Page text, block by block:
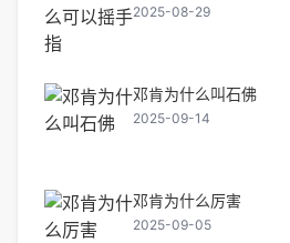
2025-08-29
邓肯为什么叫石佛
2025-09-14
邓肯为什么厉害
2025-09-05